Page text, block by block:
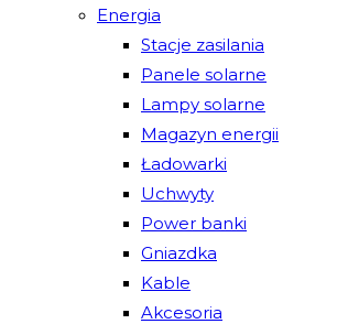
Energia
Stacje zasilania
Panele solarne
Lampy solarne
Magazyn energii
Ładowarki
Uchwyty
Power banki
Gniazdka
Kable
Akcesoria